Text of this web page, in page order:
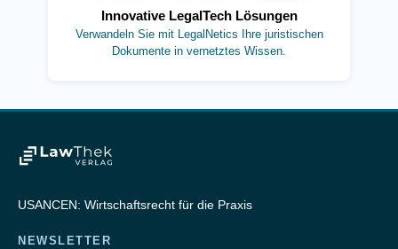
Innovative LegalTech Lösungen
Verwandeln Sie mit LegalNetics Ihre juristischen
Dokumente in vernetztes Wissen.
USANCEN: Wirtschaftsrecht für die Praxis
NEWSLETTER